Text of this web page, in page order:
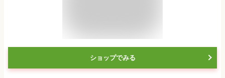
ショップでみる